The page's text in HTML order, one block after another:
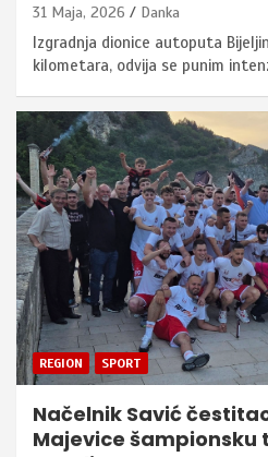
31 Maja, 2026 Danka
Izgradnja dionice autoputa
kilometara, odvija se punim
REGION SPORT
Načelnik Savić
Majevice šampionsku